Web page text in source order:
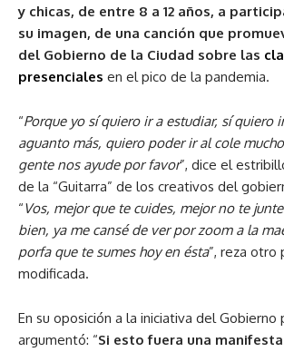
y chicas, de entre 8 a 12 años, a
su imagen, de una canción que
del Gobierno de la Ciudad sobre las
presenciales en el pico de la pandemia.
“Porque yo sí quiero ir a estudiar, sí quiero
aguanto más, quiero poder ir al cole
gente nos ayude por favor”, dice el
de la “Guitarra” de los creativos del
“Vos, mejor que te cuides, mejor no te
bien, ya me cansé de ver por zoom a la
porfa que te sumes hoy en ésta”, reza otro
modificada.
En su oposición a la iniciativa del Gobierno
argumentó: “Si esto fuera una